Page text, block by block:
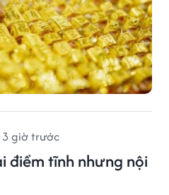
3 giờ trước
điềm tĩnh nhưng nội